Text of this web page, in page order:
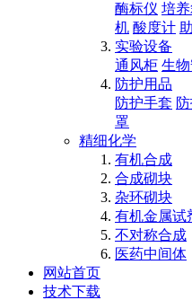
酶标仪 培
机 酸度计
实验设备
通风柜 生
防护用品
防护手套
罩
精细化学
有机合成
合成砌块
杂环砌块
有机金属试
不对称合成
医药中间体
网站首页
技术下载